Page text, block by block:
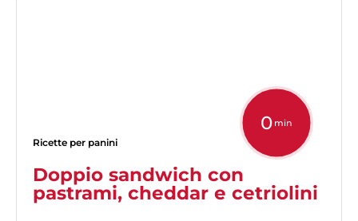
0 min
Ricette per panini
Doppio sandwich con
pastrami, cheddar e cetriolini